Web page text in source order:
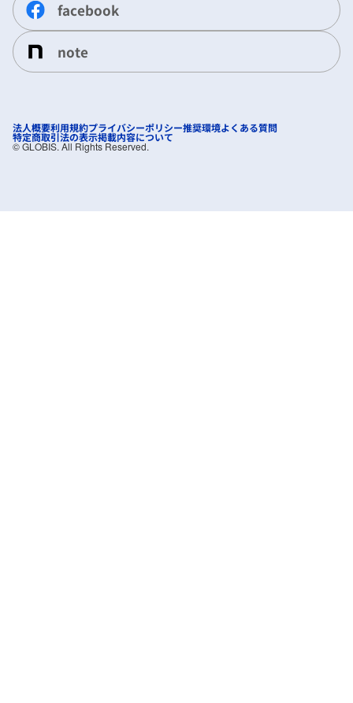
facebook
note
法人概要利用規約プライバシーポリシー推奨環境よくある質問
特定商取引法の表示掲載内容について
©︎ GLOBIS. All Rights Reserved.